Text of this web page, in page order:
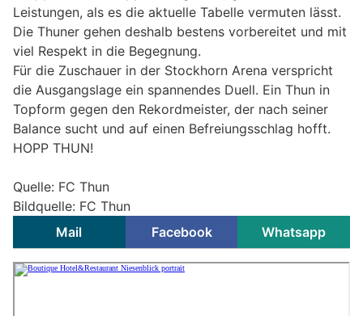
Leistungen, als es die aktuelle Tabelle vermuten lässt.
Die Thuner gehen deshalb bestens vorbereitet und mit
viel Respekt in die Begegnung.
Für die Zuschauer in der Stockhorn Arena verspricht
die Ausgangslage ein spannendes Duell. Ein Thun in
Topform gegen den Rekordmeister, der nach seiner
Balance sucht und auf einen Befreiungsschlag hofft.
HOPP THUN!
Quelle: FC Thun
Bildquelle: FC Thun
Mail
Facebook Whatsapp